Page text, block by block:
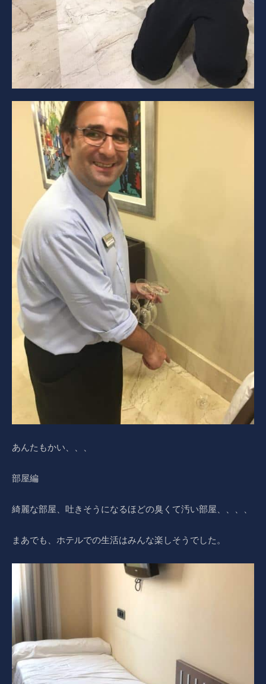
あんたもかい、、、
部屋編
綺麗な部屋、吐きそうになるほどの臭くて汚い部屋、、、、
まあでも、ホテルでの生活はみんな楽しそうでした。